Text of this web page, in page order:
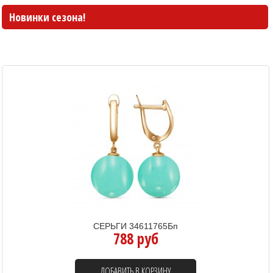
Новинки сезона!
СЕРЬГИ 34611765Бп
788 руб